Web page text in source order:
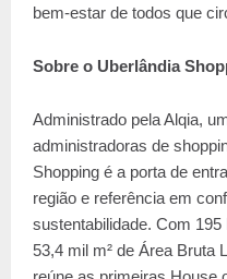
bem-estar de todos que
Sobre o Uberlândia
Administrado pela Alqia,
administradoras de
Shopping é a porta de
região e referência em
sustentabilidade. Com
53,4 mil m² de Área Bruta